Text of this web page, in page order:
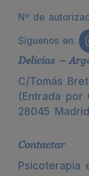
Nº de
Síguenos en:
Delicias –
C/Tomás
(Entrada por
28045 Madrid
Contactar
Psicoterapia